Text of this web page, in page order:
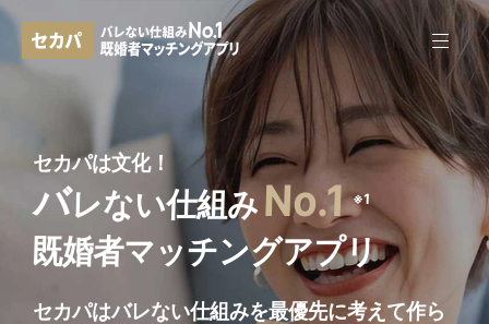
セカパは文化！
バレない仕組みNo.1 ※1
既婚者マッチングアプリ
セカパはバレない仕組みを最優先に考えて作ら